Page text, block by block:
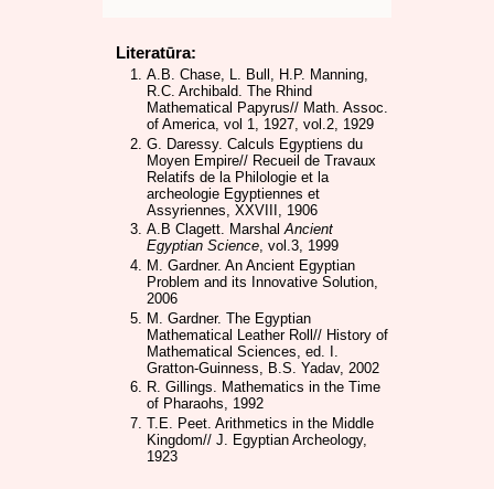
Literatūra:
A.B. Chase, L. Bull, H.P. Manning,
R.C. Archibald. The Rhind
Mathematical Papyrus// Math. Assoc.
of America, vol 1, 1927, vol.2, 1929
G. Daressy. Calculs Egyptiens du
Moyen Empire// Recueil de Travaux
Relatifs de la Philologie et la
archeologie Egyptiennes et
Assyriennes, XXVIII, 1906
A.B Clagett. MarshalAncient
Egyptian Science, vol.3, 1999
M. Gardner. An Ancient Egyptian
Problem and its Innovative Solution,
2006
M. Gardner. The Egyptian
Mathematical Leather Roll// History of
Mathematical Sciences, ed. I.
Gratton-Guinness, B.S. Yadav, 2002
R. Gillings. Mathematics in the Time
of Pharaohs, 1992
T.E. Peet. Arithmetics in the Middle
Kingdom// J. Egyptian Archeology,
1923